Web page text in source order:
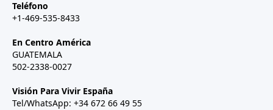
Teléfono
+1-469-535-8433
En Centro América
GUATEMALA
502-2338-0027
Visión Para Vivir España
Tel/WhatsApp: +34 672 66 49 55